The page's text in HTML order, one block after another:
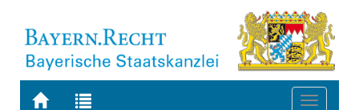
Zur
Zur
Toggle